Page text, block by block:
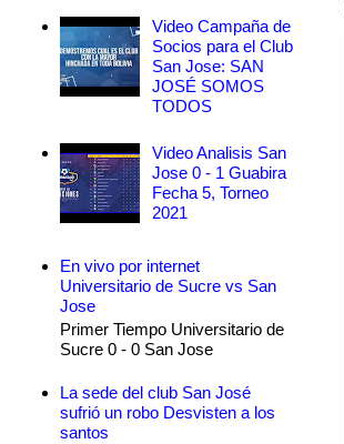
Video Campaña de
Socios para el Club
San Jose: SAN
JOSÉ SOMOS
TODOS
Video Analisis San
Jose 0 - 1 Guabira
Fecha 5, Torneo
2021
En vivo por internet
Universitario de Sucre vs San
Jose
Primer Tiempo Universitario de
Sucre 0 - 0 San Jose
La sede del club San José
sufrió un robo Desvisten a los
santos